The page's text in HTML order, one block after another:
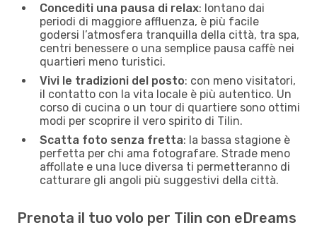
Concediti una pausa di relax: lontano dai
periodi di maggiore affluenza, è più facile
godersi l’atmosfera tranquilla della città, tra spa,
centri benessere o una semplice pausa caffè nei
quartieri meno turistici.
Vivi le tradizioni del posto: con meno visitatori,
il contatto con la vita locale è più autentico. Un
corso di cucina o un tour di quartiere sono ottimi
modi per scoprire il vero spirito di Tilin.
Scatta foto senza fretta: la bassa stagione è
perfetta per chi ama fotografare. Strade meno
affollate e una luce diversa ti permetteranno di
catturare gli angoli più suggestivi della città.
Prenota il tuo volo per Tilin con eDreams